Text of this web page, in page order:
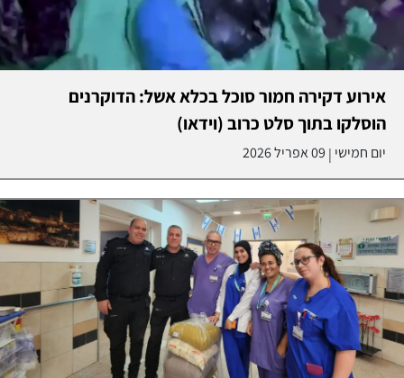
אירוע דקירה חמור סוכל בכלא אשל: הדוקרנים
הוסלקו בתוך סלט כרוב (וידאו)
יום חמישי | 09 אפריל 2026